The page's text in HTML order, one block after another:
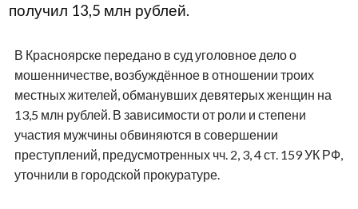
получил 13,5 млн рублей.
В Красноярске передано в суд уголовное дело о
мошенничестве, возбуждённое в отношении троих
местных жителей, обманувших девятерых женщин на
13,5 млн рублей. В зависимости от роли и степени
участия мужчины обвиняются в совершении
преступлений, предусмотренных чч. 2, 3, 4 ст. 159 УК РФ,
уточнили в городской прокуратуре.